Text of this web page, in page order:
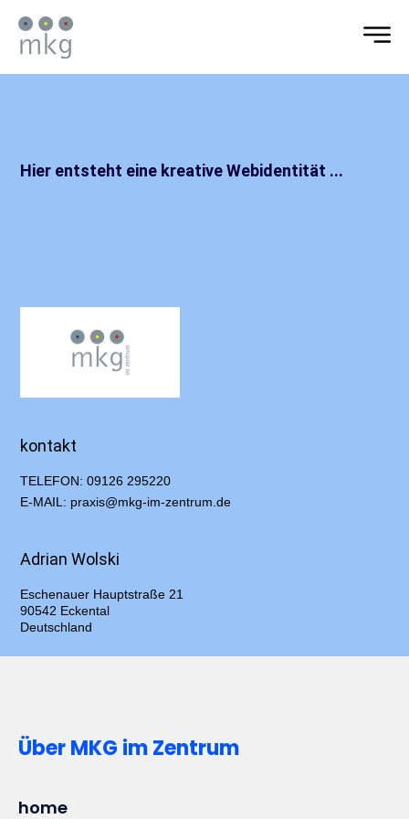
Hier entsteht eine kreative Webidentität ...
kontakt
TELEFON: 09126 295220
E-MAIL: praxis@mkg-im-zentrum.de
Adrian Wolski
Eschenauer Hauptstraße 21
90542 Eckental
Deutschland
Über MKG im Zentrum
home